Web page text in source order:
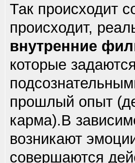
Так происходит
происходит,
внутренние
которые
прошлый опыт
карма).В
возникают
совершаются